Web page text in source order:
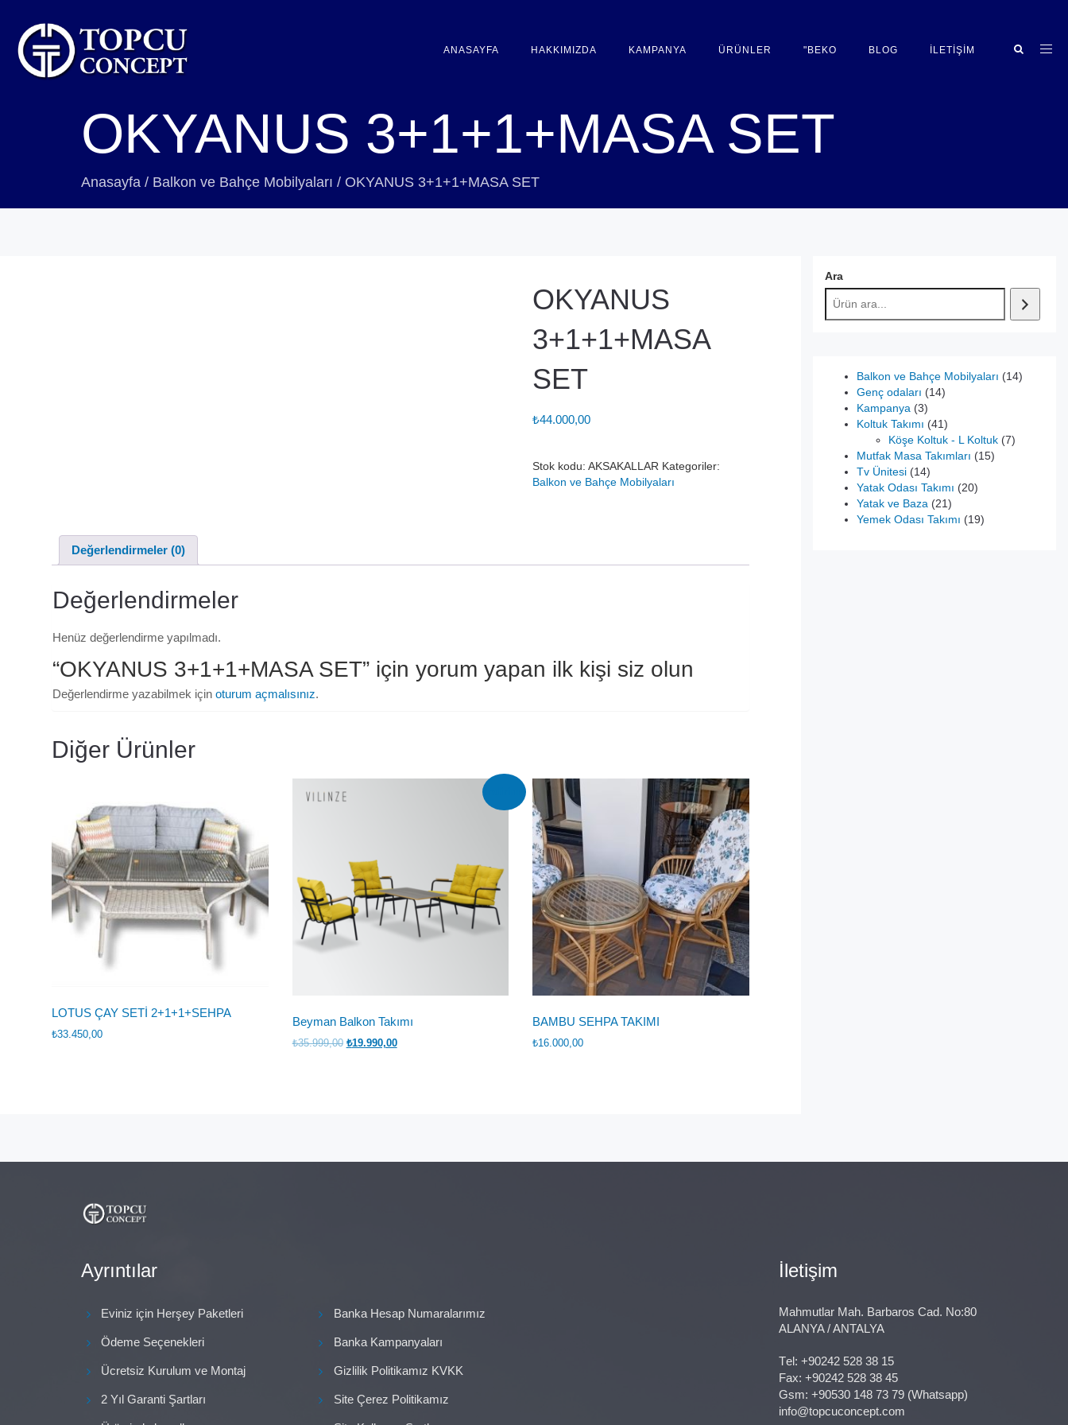
ANASAYFA HAKKIMIZDA KAMPANYA ÜRÜNLER "BEKO BLOG İLETIŞIM
OKYANUS 3+1+1+MASA SET
Anasayfa / Balkon ve Bahçe Mobilyaları / OKYANUS 3+1+1+MASA SET
OKYANUS
3+1+1+MASA
SET
₺44.000,00
Stok kodu:AKSAKALLAR Kategoriler:
Balkon ve Bahçe Mobilyaları
Değerlendirmeler (0)
Değerlendirmeler
Henüz değerlendirme yapılmadı.
“OKYANUS 3+1+1+MASA SET” için yorum yapan ilk kişi siz olun
Değerlendirme yazabilmek için oturum açmalısınız.
Diğer Ürünler
LOTUS ÇAY SETİ 2+1+1+SEHPA
₺33.450,00
Beyman Balkon Takımı
₺35.999,00 Orijinal
₺19.990,00Şu
BAMBU SEHPA TAKIMI
₺16.000,00
Ara
Balkon ve Bahçe Mobilyaları 1414
Genç odaları 1414
Kampanya 33
ürün
Koltuk Takımı 4141
ürün
Köşe Koltuk - L Koltuk 77
Mutfak Masa Takımları 1515
Tv Ünitesi 1414
ürün
Yatak Odası Takımı 2020
Yatak ve Baza 2121
ürün
Yemek Odası Takımı 1919
Ayrıntılar
Eviniz için Herşey Paketleri
Ödeme Seçenekleri
Ücretsiz Kurulum ve Montaj
2 Yıl Garanti Şartları
Banka Hesap Numaralarımız
Banka Kampanyaları
Gizlilik Politikamız KVKK
Site Çerez Politikamız
İletişim
Mahmutlar Mah. Barbaros Cad. No:80
ALANYA / ANTALYA
Тel: +90242 528 38 15
Fax: +90242 528 38 45
Gsm: +90530 148 73 79(Whatsapp)
info@topcuconcept.com